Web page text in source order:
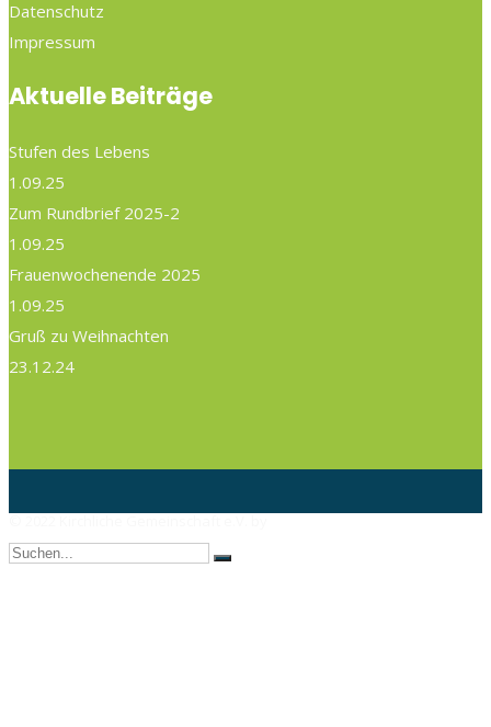
Datenschutz
Impressum
Aktuelle Beiträge
Stufen des Lebens
1.09.25
Zum Rundbrief 2025-2
1.09.25
Frauenwochenende 2025
1.09.25
Gruß zu Weihnachten
23.12.24